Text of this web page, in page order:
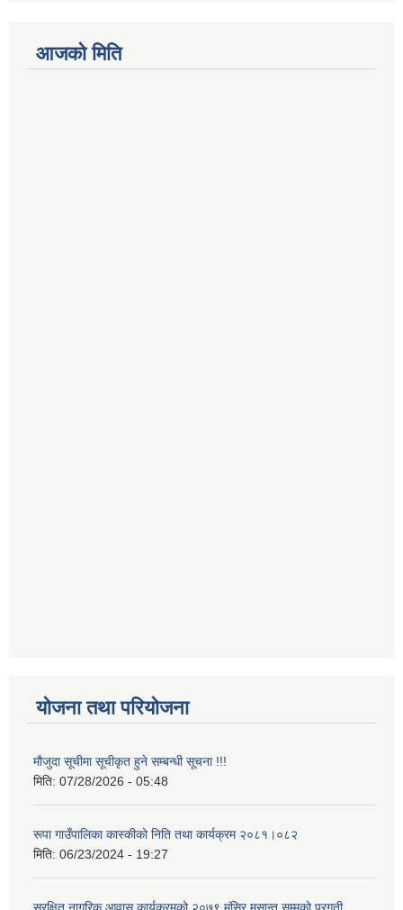
आजको मिति
योजना तथा परियोजना
मौजुदा सूचीमा सूचीकृत हुने सम्बन्धी सूचना !!!
मिति: 07/28/2026 - 05:48
रूपा गाउँपालिका कास्कीको निति तथा कार्यक्रम २०८१।०८२
मिति: 06/23/2024 - 19:27